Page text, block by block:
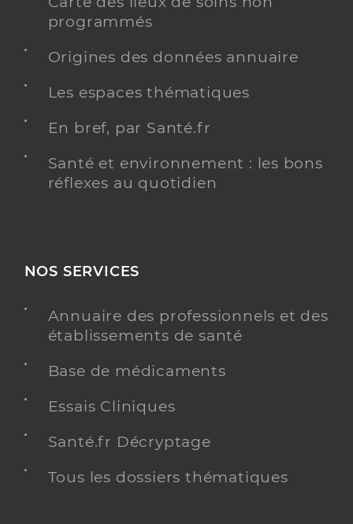
programmés
Origines des données annuaire
Les espaces thématiques
En bref, par Santé.fr
Santé et environnement : les bons
réflexes au quotidien
NOS SERVICES
Annuaire des professionnels et des
établissements de santé
Base de médicaments
Essais Cliniques
Santé.fr Décryptage
Tous les dossiers thématiques